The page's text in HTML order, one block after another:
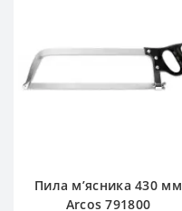
Пила м’ясника 430 мм
Arcos 791800